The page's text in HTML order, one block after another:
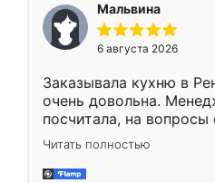
меньше, здесь же он
Мне нравится ,если
мебели буду
Мальвина
6 августа 2026
Заказывала кухню в
очень довольна.
посчитала, на вопросы
Замерщик приехал в
делу со всей
за день, ребята
Читать полностью